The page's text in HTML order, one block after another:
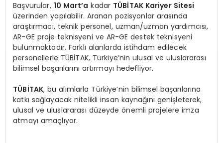
Başvurular, 10 Mart’a kadar TÜBİTAK Kariyer Sitesi
üzerinden yapılabilir. Aranan pozisyonlar arasında
araştırmacı, teknik personel, uzman/uzman yardımcısı,
AR-GE proje teknisyeni ve AR-GE destek teknisyeni
bulunmaktadır. Farklı alanlarda istihdam edilecek
personellerle TÜBİTAK, Türkiye’nin ulusal ve uluslararası
bilimsel başarılarını artırmayı hedefliyor.
TÜBİTAK, bu alımlarla Türkiye’nin bilimsel başarılarına
katkı sağlayacak nitelikli insan kaynağını genişleterek,
ulusal ve uluslararası düzeyde önemli projelere imza
atmayı amaçlıyor.